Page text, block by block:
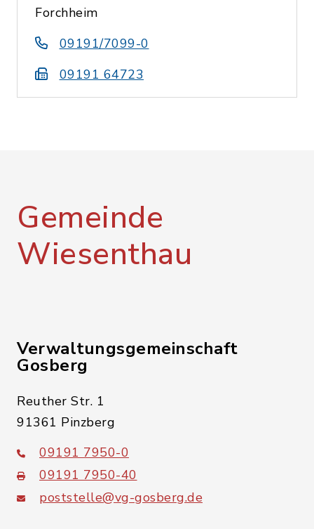
Forchheim
09191/7099-0
09191 64723
Gemeinde
Wiesenthau
Verwaltungsgemeinschaft
Gosberg
Reuther Str. 1
91361 Pinzberg
09191 7950-0
09191 7950-40
poststelle@vg-gosberg.de